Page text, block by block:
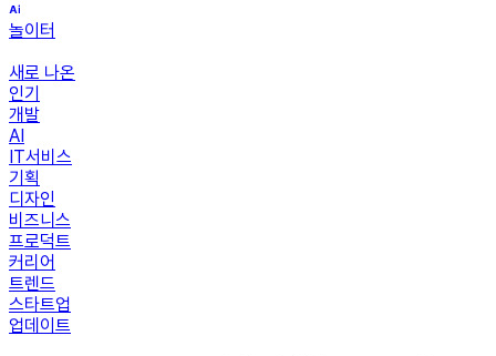
놀이터
새로 나온
인기
개발
AI
IT서비스
기획
디자인
비즈니스
프로덕트
커리어
트렌드
스타트업
업데이트